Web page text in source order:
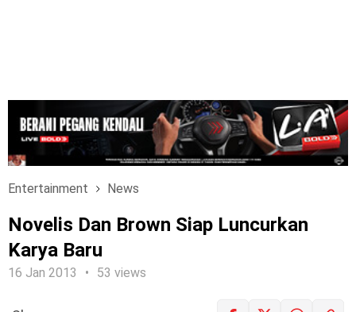
Entertainment News
Novelis Dan Brown Siap Luncurkan
Karya Baru
16 Jan 2013 53 views